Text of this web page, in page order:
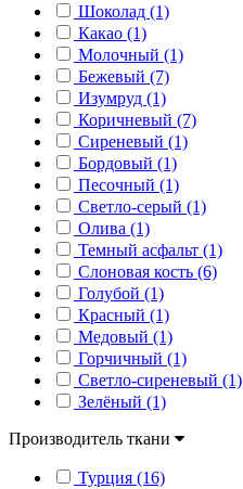
Шоколад (1)
Какао (1)
Молочный (1)
Бежевый (7)
Изумруд (1)
Коричневый (7)
Сиреневый (1)
Бордовый (1)
Песочный (1)
Светло-серый (1)
Олива (1)
Темный асфальт (1)
Слоновая кость (6)
Голубой (1)
Красный (1)
Медовый (1)
Горчичный (1)
Светло-сиреневый (1)
Зелёный (1)
Производитель ткани
Турция (16)